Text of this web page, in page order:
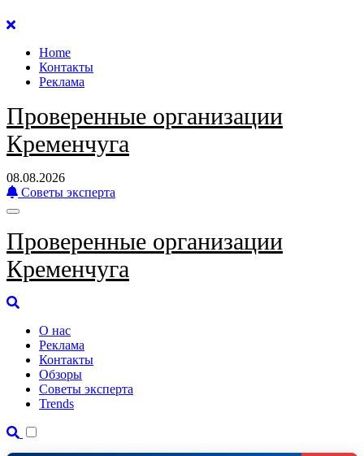
Перейти
содержанию
Home
Контакты
Реклама
Проверенные организации
Кременчуга
08.08.2026
Советы эксперта
Проверенные организации
Кременчуга
О нас
Реклама
Контакты
Обзоры
Советы эксперта
Trends